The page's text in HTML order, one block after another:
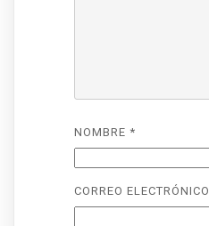
NOMBRE *
CORREO ELECTRÓNICO